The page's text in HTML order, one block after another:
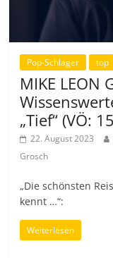
Pop-Schlager top
MIKE LEON
„Tief“ (VÖ:
22. August 2023
Grosch
„Die schönsten
kennt …“:
Weiterlesen